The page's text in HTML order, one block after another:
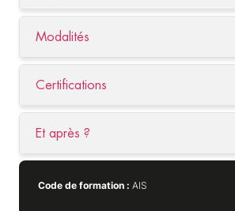
Modalités
Certifications
Et après ?
Code de formation : AIS